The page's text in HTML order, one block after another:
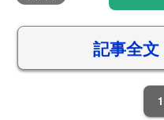
記事全
1